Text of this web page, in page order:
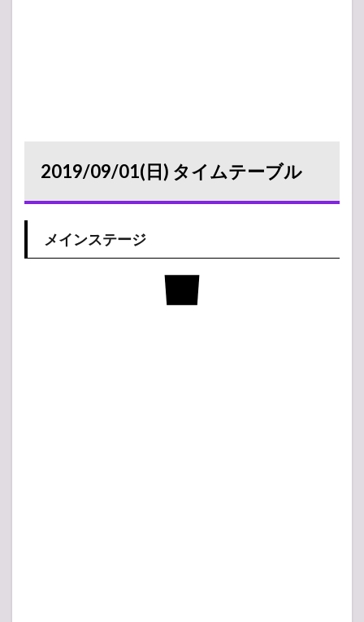
2019/09/01(日) タイムテーブル
メインステージ